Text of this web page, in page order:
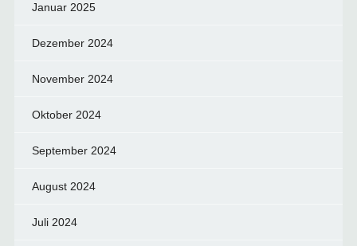
Januar 2025
Dezember 2024
November 2024
Oktober 2024
September 2024
August 2024
Juli 2024